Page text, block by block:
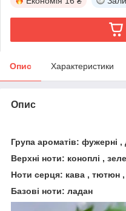
Опис Характеристики
Опис
Група ароматів: фужерні ,
Верхні ноти: коноплі ,
Ноти серця: кава , тютюн
Базові ноти: ладан